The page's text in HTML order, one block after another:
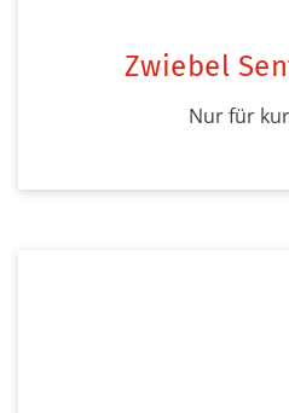
Zwiebel
Nur für